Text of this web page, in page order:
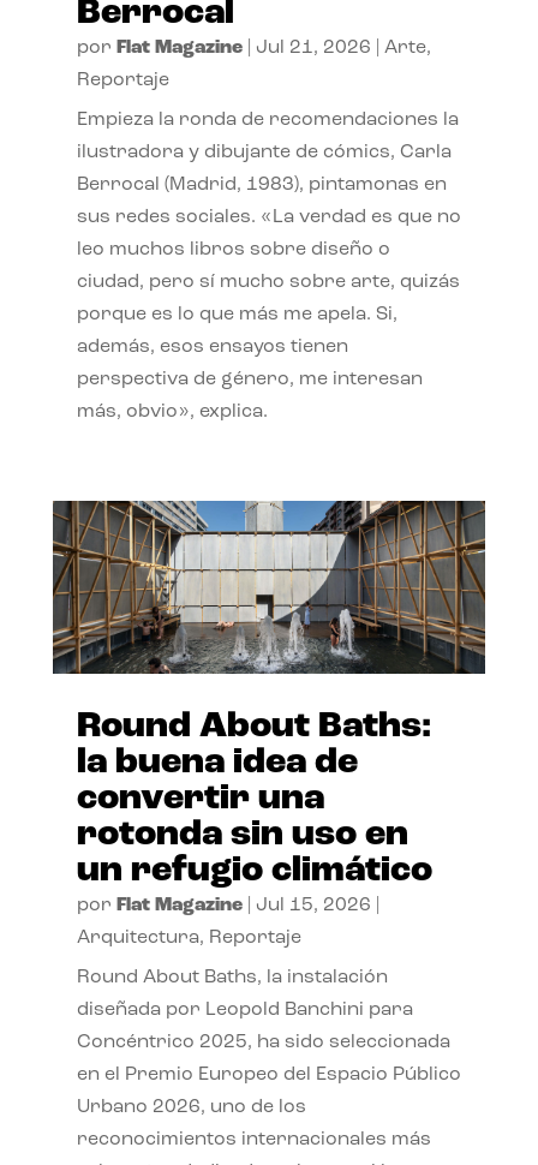
Berrocal
por Flat Magazine| Jul 21, 2026 Arte,
Reportaje
Empieza la ronda de recomendaciones la
ilustradora y dibujante de cómics, Carla
Berrocal (Madrid, 1983), pintamonas en
sus redes sociales. «La verdad es que no
leo muchos libros sobre diseño o
ciudad, pero sí mucho sobre arte, quizás
porque es lo que más me apela. Si,
además, esos ensayos tienen
perspectiva de género, me interesan
más, obvio», explica.
Round About Baths:
la buena idea de
convertir una
rotonda sin uso en
un refugio climático
por Flat Magazine| Jul 15, 2026
Arquitectura, Reportaje
Round About Baths, la instalación
diseñada por Leopold Banchini para
Concéntrico 2025, ha sido seleccionada
en el Premio Europeo del Espacio Público
Urbano 2026, uno de los
reconocimientos internacionales más